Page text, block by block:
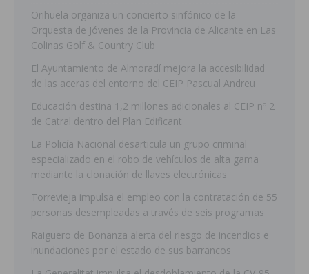
Orihuela organiza un concierto sinfónico de la
Orquesta de Jóvenes de la Provincia de Alicante en Las
Colinas Golf & Country Club
El Ayuntamiento de Almoradí mejora la accesibilidad
de las aceras del entorno del CEIP Pascual Andreu
Educación destina 1,2 millones adicionales al CEIP nº 2
de Catral dentro del Plan Edificant
La Policía Nacional desarticula un grupo criminal
especializado en el robo de vehículos de alta gama
mediante la clonación de llaves electrónicas
Torrevieja impulsa el empleo con la contratación de 55
personas desempleadas a través de seis programas
Raiguero de Bonanza alerta del riesgo de incendios e
inundaciones por el estado de sus barrancos